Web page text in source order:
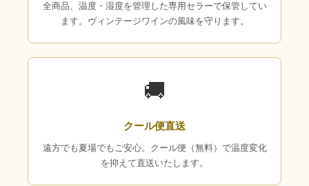
全商品、温度・湿度を管理した専用セラーで保管してい
ます。ヴィンテージワインの風味を守ります。
🚚
クール便直送
遠方でも夏場でもご安心。クール便（無料）で温度変化
を抑えて直送いたします。